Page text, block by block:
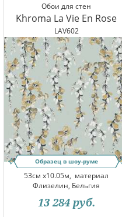
Обои для стен
Khroma La Vie En Rose
LAV602
Образец в шоу-руме
53см x10.05м, материал
Флизелин, Бельгия
13 284 руб.